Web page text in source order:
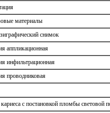
материалы
снимок
аппликационная
инфильтрационная
проводниковая
с постановкой пломбы световой